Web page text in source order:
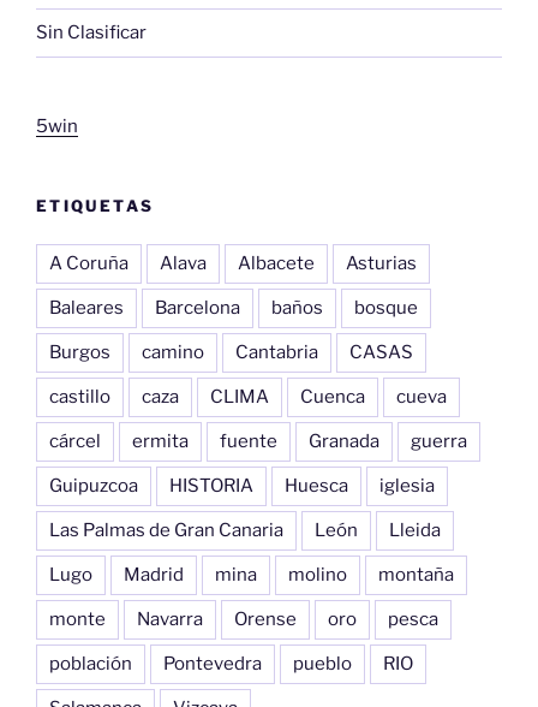
Sin Clasificar
5win
ETIQUETAS
A Coruña Alava Albacete Asturias
Baleares Barcelona baños bosque
Burgos camino Cantabria CASAS
castillo caza CLIMA Cuenca cueva
cárcel ermita fuente Granada guerra
Guipuzcoa HISTORIA Huesca iglesia
Las Palmas de Gran Canaria León Lleida
Lugo Madrid mina molino montaña
monte Navarra Orense oro pesca
población Pontevedra pueblo RIO